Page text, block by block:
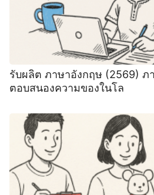
รับผลิต ภาษาอังกฤษ (2569) ภ
ตอบสนองความของในโล